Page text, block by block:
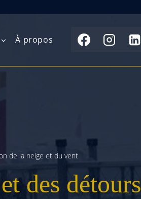
indien
Asie du Sud-Est
À propos
de la neige et du vent
des détours